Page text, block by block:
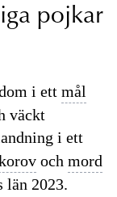
pojkar
i ett mål
väckt
i ett
och mord
län 2023.